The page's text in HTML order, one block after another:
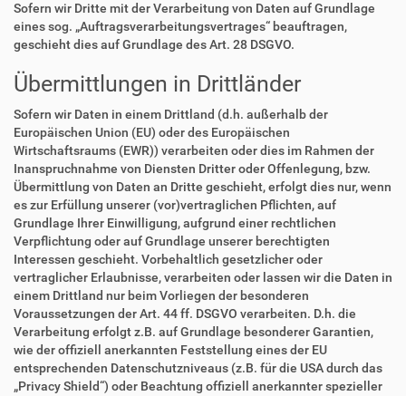
Sofern wir Dritte mit der Verarbeitung von Daten auf Grundlage
eines sog. „Auftragsverarbeitungsvertrages“ beauftragen,
geschieht dies auf Grundlage des Art. 28 DSGVO.
Übermittlungen in Drittländer
Sofern wir Daten in einem Drittland (d.h. außerhalb der
Europäischen Union (EU) oder des Europäischen
Wirtschaftsraums (EWR)) verarbeiten oder dies im Rahmen der
Inanspruchnahme von Diensten Dritter oder Offenlegung, bzw.
Übermittlung von Daten an Dritte geschieht, erfolgt dies nur, wenn
es zur Erfüllung unserer (vor)vertraglichen Pflichten, auf
Grundlage Ihrer Einwilligung, aufgrund einer rechtlichen
Verpflichtung oder auf Grundlage unserer berechtigten
Interessen geschieht. Vorbehaltlich gesetzlicher oder
vertraglicher Erlaubnisse, verarbeiten oder lassen wir die Daten in
einem Drittland nur beim Vorliegen der besonderen
Voraussetzungen der Art. 44 ff. DSGVO verarbeiten. D.h. die
Verarbeitung erfolgt z.B. auf Grundlage besonderer Garantien,
wie der offiziell anerkannten Feststellung eines der EU
entsprechenden Datenschutzniveaus (z.B. für die USA durch das
„Privacy Shield“) oder Beachtung offiziell anerkannter spezieller